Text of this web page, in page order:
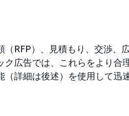
（RFP）、見積もり、交渉、
ク広告では、これらをより合
詳細は後述）を使用して迅